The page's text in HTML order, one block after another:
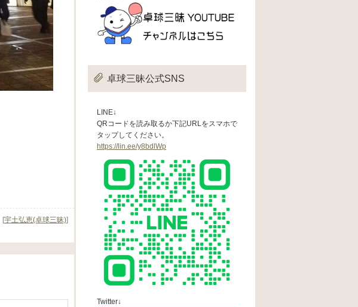
[宇土弘恵(卓球三昧)]
卓球三昧公式SNS
LINE↓
QRコードを読み取るか下記URLをスマホで
タップしてください。
https://lin.ee/y8bdlWp
Twitter↓